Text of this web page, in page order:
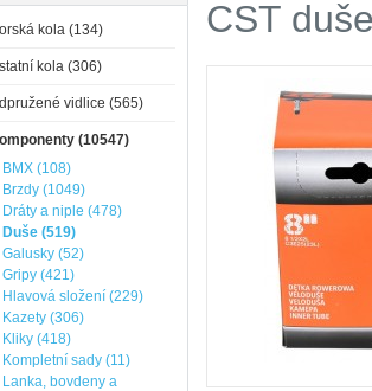
CST
kola (134)
kola (306)
vidlice (565)
(10547)
BMX (108)
Brzdy (1049)
Dráty a niple (478)
Duše (519)
Galusky (52)
Gripy (421)
Hlavová složení (229)
Kazety (306)
Kliky (418)
Kompletní sady (11)
Lanka, bovdeny a